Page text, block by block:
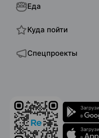
Еда
Куда пойти
Спецпроекты